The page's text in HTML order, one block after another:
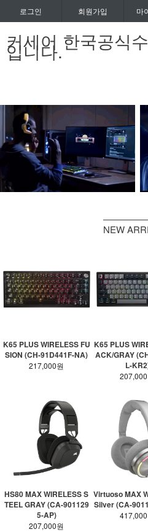
로그인 회원가입 마
커세어 한국공식
입니다.
NEW
K65 PLUS WIRELESS FU
SION (CH-91D441F-NA)
217,000원
K65 PLUS
ACK/GRAY
L-
HS80 MAX WIRELESS S
TEEL GRAY (CA-901129
5-AP)
207,000원
Virtuoso MAX
Silver (CA-